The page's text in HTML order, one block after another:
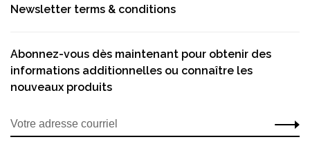
Newsletter terms & conditions
Abonnez-vous dès maintenant pour obtenir des
informations additionnelles ou connaître les
nouveaux produits